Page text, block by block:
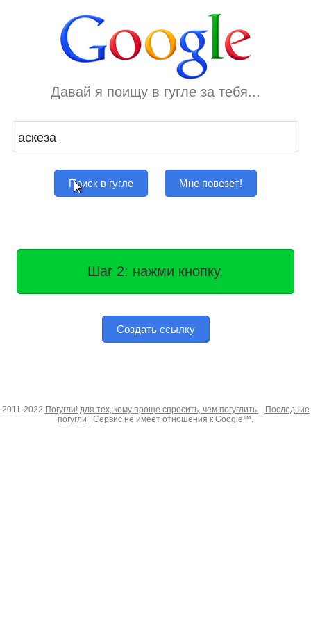
Давай я поищу в гугле за тебя...
Поиск в гугле Мне повезет!
Шаг 2: нажми кнопку.
Создать ссылку
2011-2022 Погугли! для тех, кому проще спросить, чем погуглить.|
Последние
погугли | Сервис не имеет отношения к Google™.